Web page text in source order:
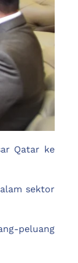
Qatar ke
sektor
peluang